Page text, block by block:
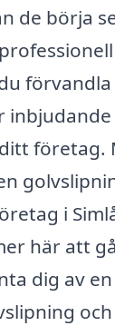
de börja
företag.
i
här att
dig av en